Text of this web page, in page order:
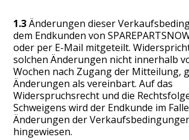
1.3Änderungen dieser
dem Endkunden von
oder per E-Mail mitgeteilt.
solchen Änderungen nicht innerhalb
Wochen nach Zugang der Mitteilung,
Änderungen als vereinbart. Auf das
Widerspruchsrecht und die
Schweigens wird der Endkunde im
Änderungen der
hingewiesen.